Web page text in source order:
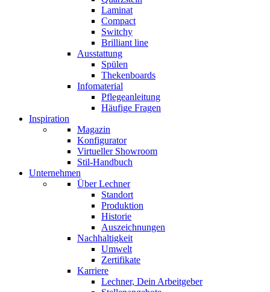
Laminat
Compact
Switchy
Brilliant line
Ausstattung
Spülen
Thekenboards
Infomaterial
Pflegeanleitung
Häufige Fragen
Inspiration
Magazin
Konfigurator
Virtueller Showroom
Stil-Handbuch
Unternehmen
Über Lechner
Standort
Produktion
Historie
Auszeichnungen
Nachhaltigkeit
Umwelt
Zertifikate
Karriere
Lechner, Dein Arbeitgeber